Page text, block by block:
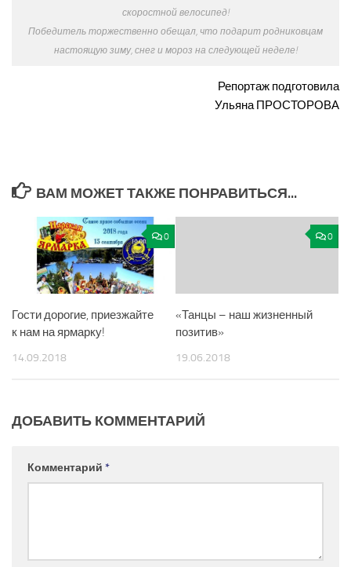
скоростной велосипед!
Победитель торжественно обещал, что подарит родниковцам
настоящую зиму, снег и мороз на следующей неделе!
Репортаж подготовила
УльянаПРОСТОРОВА
ВАМ МОЖЕТ ТАКЖЕ ПОНРАВИТЬСЯ...
0
Гости дорогие, приезжайте
к нам на ярмарку!
14.09.2018
0
«Танцы – наш жизненный
позитив»
19.06.2018
ДОБАВИТЬ КОММЕНТАРИЙ
Комментарий *